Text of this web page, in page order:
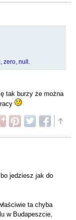
zero, null.
tak burzy że można
jedziesz jak do
ta chyba
w Budapeszcie,